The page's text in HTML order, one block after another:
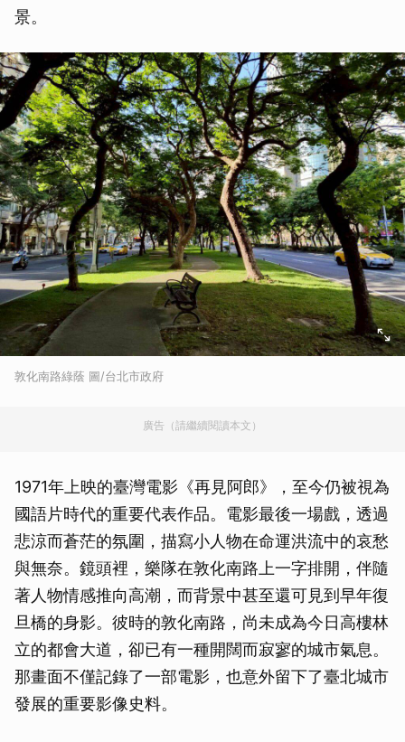
景。
敦化南路綠蔭 圖/台北市政府
廣告（請繼續閱讀本文）
1971年上映的臺灣電影《再見阿郎》，至今仍被視為
國語片時代的重要代表作品。電影最後一場戲，透過
悲涼而蒼茫的氛圍，描寫小人物在命運洪流中的哀愁
與無奈。鏡頭裡，樂隊在敦化南路上一字排開，伴隨
著人物情感推向高潮，而背景中甚至還可見到早年復
旦橋的身影。彼時的敦化南路，尚未成為今日高樓林
立的都會大道，卻已有一種開闊而寂寥的城市氣息。
那畫面不僅記錄了一部電影，也意外留下了臺北城市
發展的重要影像史料。